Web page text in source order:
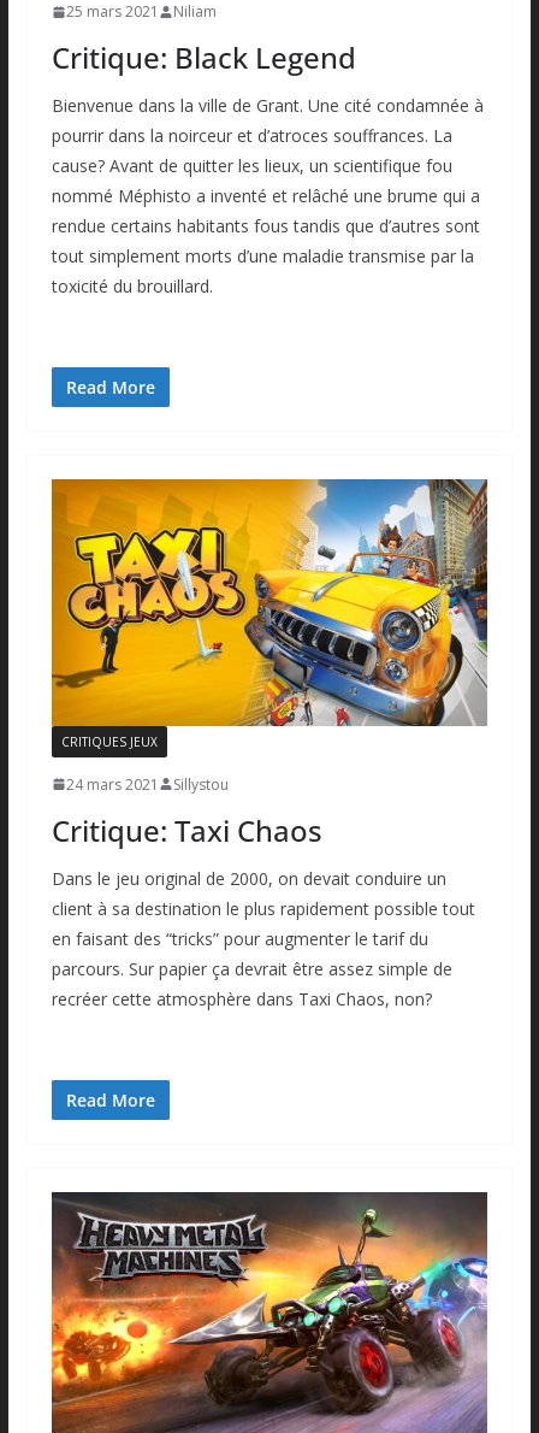
25 mars 2021 Niliam
Critique: Black Legend
Bienvenue dans la ville de Grant. Une cité condamnée à
pourrir dans la noirceur et d’atroces souffrances. La
cause? Avant de quitter les lieux, un scientifique fou
nommé Méphisto a inventé et relâché une brume qui a
rendue certains habitants fous tandis que d’autres sont
tout simplement morts d’une maladie transmise par la
toxicité du brouillard.
Read More
CRITIQUES JEUX
24 mars 2021 Sillystou
Critique: Taxi Chaos
Dans le jeu original de 2000, on devait conduire un
client à sa destination le plus rapidement possible tout
en faisant des “tricks” pour augmenter le tarif du
parcours. Sur papier ça devrait être assez simple de
recréer cette atmosphère dans Taxi Chaos, non?
Read More